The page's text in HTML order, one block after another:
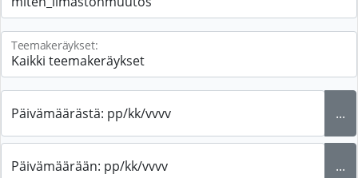
Teemakeräykset:
Päivämäärästä: pp/kk/vvvv ...
Päivämäärään: pp/kk/vvvv ...